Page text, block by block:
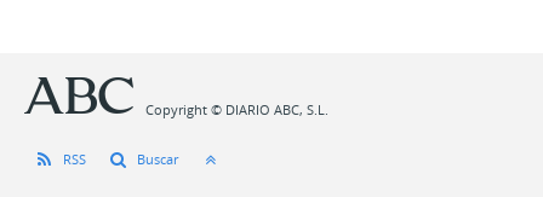
Copyright © DIARIO ABC, S.L.
RSS Buscar